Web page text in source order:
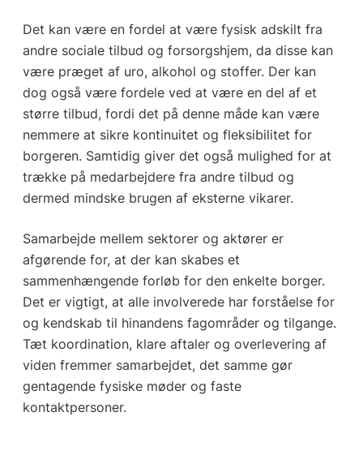
Det kan være en fordel at være fysisk adskilt fra
andre sociale tilbud og forsorgshjem, da disse kan
være præget af uro, alkohol og stoffer. Der kan
dog også være fordele ved at være en del af et
større tilbud, fordi det på denne måde kan være
nemmere at sikre kontinuitet og fleksibilitet for
borgeren. Samtidig giver det også mulighed for at
trække på medarbejdere fra andre tilbud og
dermed mindske brugen af eksterne vikarer.
Samarbejde mellem sektorer og aktører er
afgørende for, at der kan skabes et
sammenhængende forløb for den enkelte borger.
Det er vigtigt, at alle involverede har forståelse for
og kendskab til hinandens fagområder og tilgange.
Tæt koordination, klare aftaler og overlevering af
viden fremmer samarbejdet, det samme gør
gentagende fysiske møder og faste
kontaktpersoner.